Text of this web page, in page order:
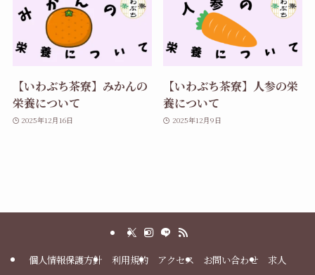
【いわぶち茶寮】みかんの
栄養について
2025年12月16日
【いわぶち茶寮】人参の栄
養について
2025年12月9日
個人情報保護方針 利用規約 アクセス お問い合わせ 求人